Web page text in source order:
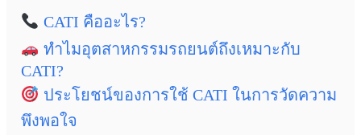
CATI คืออะไร?
ทำไมอุตสาหกรรมรถยนต์ถึงเหมาะกับ
CATI?
ประโยชน์ของการใช้ CATI ในการวัดความ
พึงพอใจ